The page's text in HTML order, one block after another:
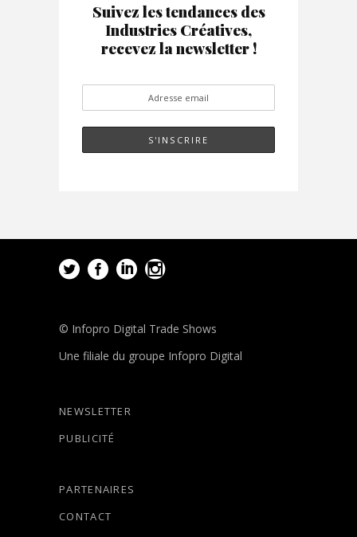
Suivez les tendances des
Industries Créatives,
recevez la newsletter !
© Infopro Digital Trade Shows
Une filiale du groupe Infopro Digital
NEWSLETTER
PUBLICITÉ
PARTENAIRES
CONTACT